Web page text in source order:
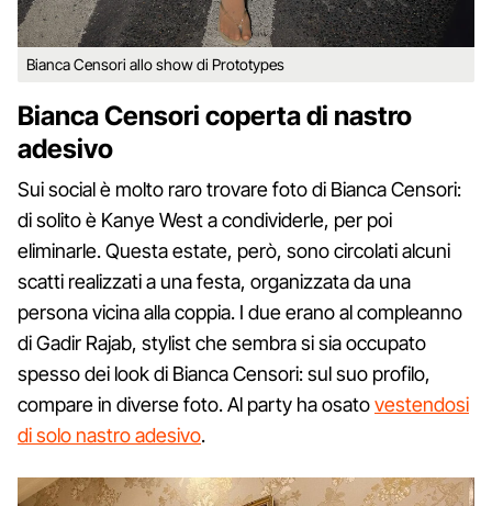
Bianca Censori allo show di Prototypes
Bianca Censori coperta di nastro
adesivo
Sui social è molto raro trovare foto di Bianca Censori:
di solito è Kanye West a condividerle, per poi
eliminarle. Questa estate, però, sono circolati alcuni
scatti realizzati a una festa, organizzata da una
persona vicina alla coppia. I due erano al compleanno
di Gadir Rajab, stylist che sembra si sia occupato
spesso dei look di Bianca Censori: sul suo profilo,
compare in diverse foto. Al party ha osatovestendosi
di solo nastro adesivo.